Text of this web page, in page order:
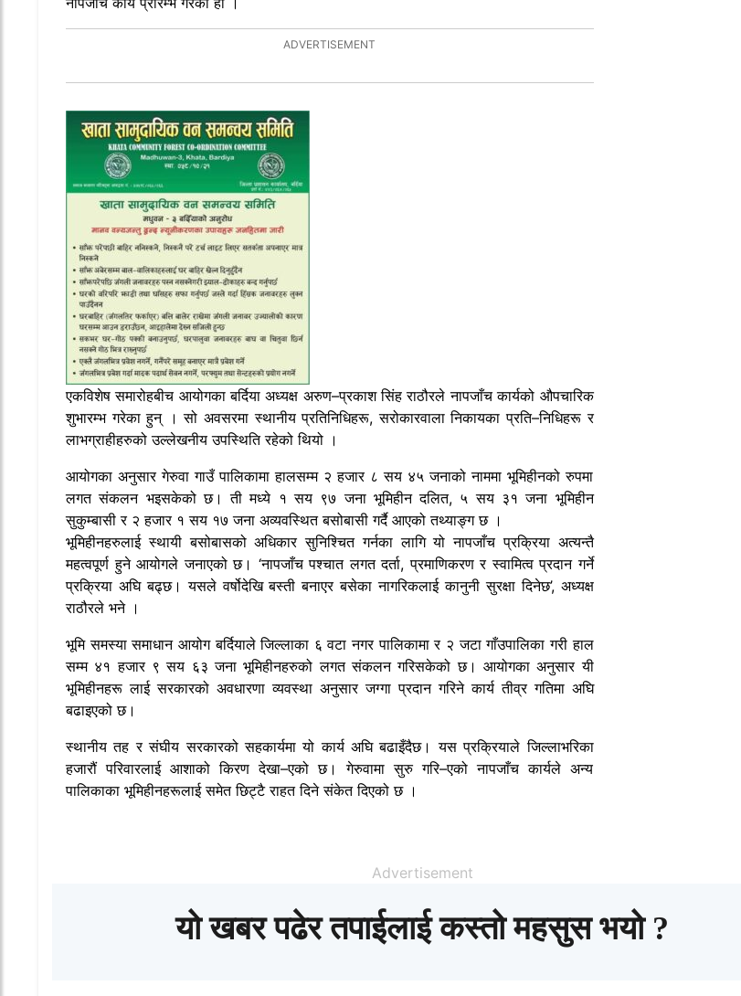
एकविशेष समारोहबीच आयोगका बर्दिया अध्यक्ष अरुण–प्रकाश सिंह राठौरले नापजाँच कार्यको औपचारिक
शुभारम्भ गरेका हुन् । सो अवसरमा स्थानीय प्रतिनिधिहरू, सरोकारवाला निकायका प्रति–निधिहरू र
लाभग्राहीहरुको उल्लेखनीय उपस्थिति रहेको थियो ।
आयोगका अनुसार गेरुवा गाउँ पालिकामा हालसम्म २ हजार ८ सय ४५ जनाको नाममा भूमिहीनको रुपमा
लगत संकलन भइसकेको छ। ती मध्ये १ सय ९७ जना भूमिहीन दलित, ५ सय ३१ जना भूमिहीन
सुकुम्बासी र २ हजार १ सय १७ जना अव्यवस्थित बसोबासी गर्दै आएको तथ्याङ्ग छ ।
भूमिहीनहरुलाई स्थायी बसोबासको अधिकार सुनिश्चित गर्नका लागि यो नापजाँच प्रक्रिया अत्यन्तै
महत्वपूर्ण हुने आयोगले जनाएको छ। ‘नापजाँच पश्चात लगत दर्ता, प्रमाणिकरण र स्वामित्व प्रदान गर्ने
प्रक्रिया अघि बढ्छ। यसले वर्षोदेखि बस्ती बनाएर बसेका नागरिकलाई कानुनी सुरक्षा दिनेछ’, अध्यक्ष
राठौरले भने ।
भूमि समस्या समाधान आयोग बर्दियाले जिल्लाका ६ वटा नगर पालिकामा र २ जटा गाँउपालिका गरी हाल
सम्म ४१ हजार ९ सय ६३ जना भूमिहीनहरुको लगत संकलन गरिसकेको छ। आयोगका अनुसार यी
भूमिहीनहरू लाई सरकारको अवधारणा व्यवस्था अनुसार जग्गा प्रदान गरिने कार्य तीव्र गतिमा अघि
बढाइएको छ।
स्थानीय तह र संघीय सरकारको सहकार्यमा यो कार्य अघि बढाइँदैछ। यस प्रक्रियाले जिल्लाभरिका
हजारौं परिवारलाई आशाको किरण देखा–एको छ। गेरुवामा सुरु गरि–एको नापजाँच कार्यले अन्य
पालिकाका भूमिहीनहरूलाई समेत छिट्टै राहत दिने संकेत दिएको छ ।
Advertisement
यो खबर पढेर तपाईलाई कस्तो महसुस भयो ?